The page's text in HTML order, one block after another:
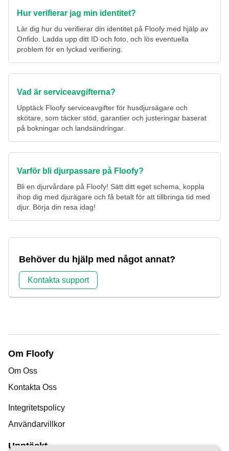
Hur verifierar jag min identitet?
Lär dig hur du verifierar din identitet på Floofy med hjälp av
Onfido. Ladda upp ditt ID och foto, och lös eventuella
problem för en lyckad verifiering.
Vad är serviceavgifterna?
Upptäck Floofy serviceavgifter för husdjursägare och
skötare, som täcker stöd, garantier och justeringar baserat
på bokningar och landsändringar.
Varför bli djurpassare på Floofy?
Bli en djurvårdare på Floofy! Sätt ditt eget schema, koppla
ihop dig med djurägare och få betalt för att tillbringa tid med
djur. Börja din resa idag!
Behöver du hjälp med något annat?
Kontakta support
Om Floofy
Om Oss
Kontakta Oss
Integritetspolicy
Användarvillkor
Upptäckt